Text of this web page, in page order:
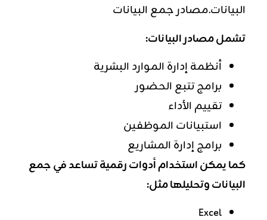
البيانات.مصادر جمع البيانات
تشمل مصادر البيانات:
أنظمة إدارة الموارد البشرية
برامج تتبع الحضور
تقييم الأداء
استبيانات الموظفين
برامج إدارة المشاريع
كما يمكن استخدام أدوات رقمية تساعد في جمع
البيانات وتحليلها مثل:
Excel